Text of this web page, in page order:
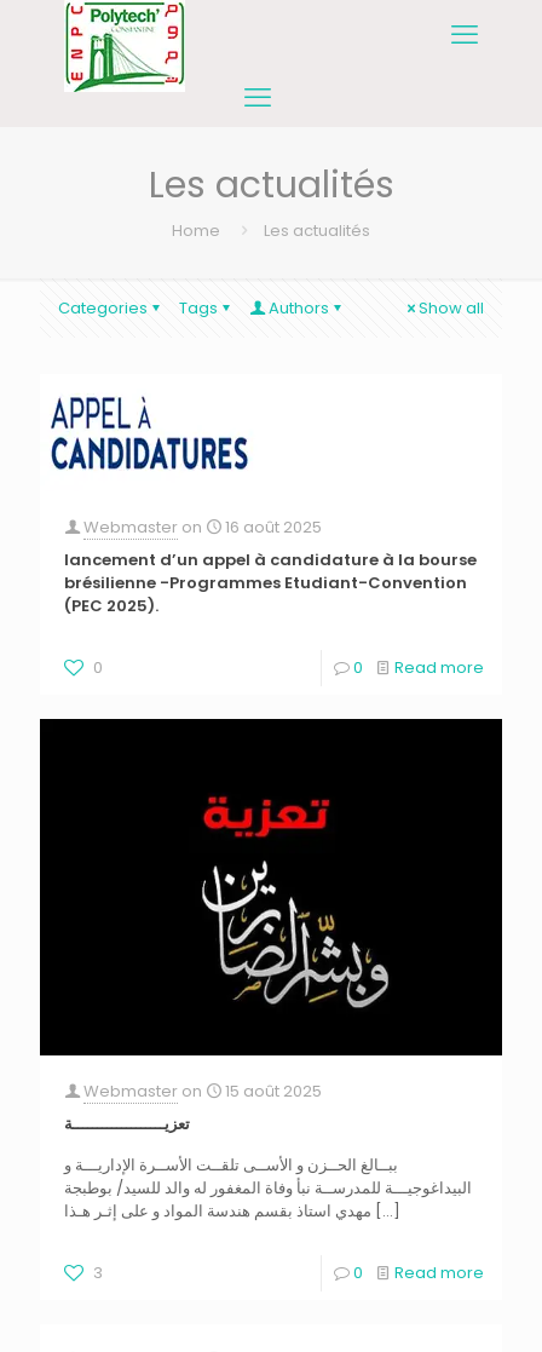
Les actualités
Home Les actualités
Categories Tags Authors Show all
Webmaster on
16 août 2025
lancement d’un appel à candidature à la bourse
brésilienne -Programmes Etudiant-Convention
(PEC 2025).
0 0 Read more
Webmaster on
15 août 2025
تعزيـــــــــــــــــــة
ببــالغ الحــزن و الأســى تلقــت الأســرة الإداريـــة و
البيداغوجيـــة للمدرســة نبأ وفاة المغفور له والد للسيد/ بوطبجة
مهدي استاذ بقسم هندسة المواد و على إثـر هـذا […]
3 0 Read more